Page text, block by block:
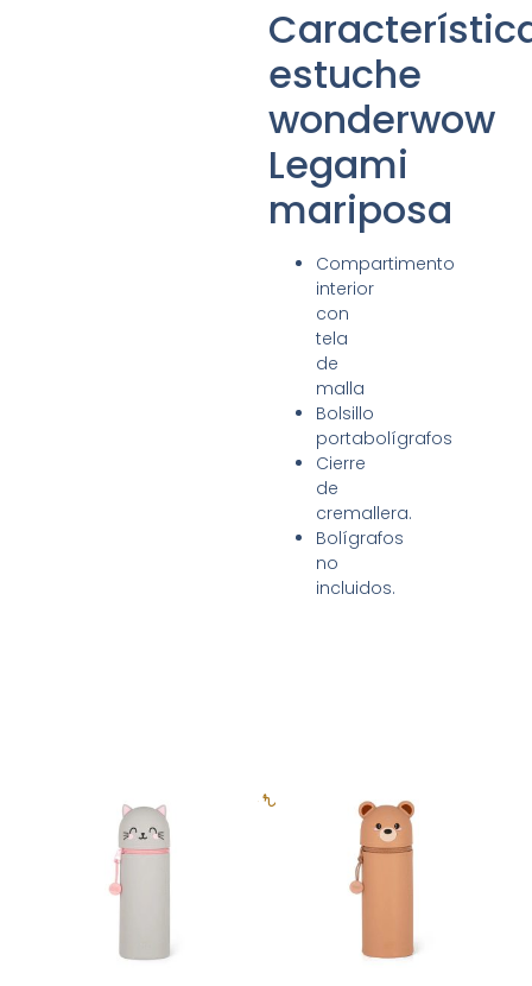
estuche
wonderwow
Legami
mariposa
Compartimento
interior
con
tela
de
malla
Bolsillo
portabolígrafos
Cierre
de
cremallera.
Bolígrafos
no
incluidos.
Productos relacionados